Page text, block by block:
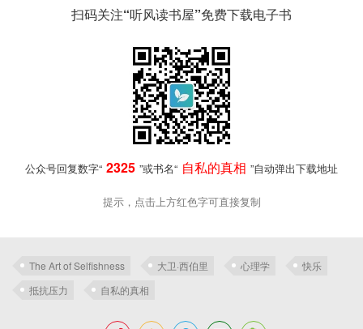
扫码关注“听风读书屋”免费下载电子书
公众号回复数字“ 2325 ”或书名“ 自私的真相 ”自动弹出下载地址
提示，点击上方红色字可直接复制
The Art of Selfishness 大卫·西伯里 心理学
快乐
抵抗压力
自私的真相